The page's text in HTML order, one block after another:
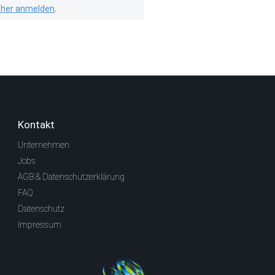
anmelden
Kontakt
Unternehmen
Jobs
AGB & Datenschutzerklärung
FAQ
Datenschutz
Impressum